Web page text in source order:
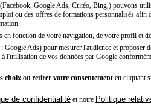
(Facebook, Google Ads, Critéo, Bing,) pouvons
ou des offres de formations personnalisés afin
fonction de votre navigation, de votre profil et
Ads) pour mesurer l'audience et proposer
l'utilisation de vos données par Google
choixou retirer votre consentementen cliquant
de confidentialitéet notre Politique